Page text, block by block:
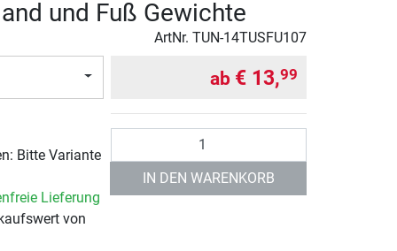
und Fuß Gewichte
ArtNr. TUN-14TUSFU107
Bitte Variante
Lieferung
von
ab € 13,99
IN DEN WARENKORB